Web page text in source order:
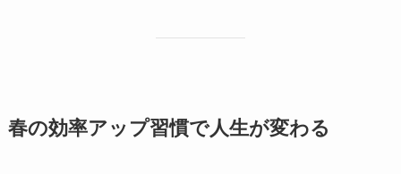
春の効率アップ習慣で人生が変わる